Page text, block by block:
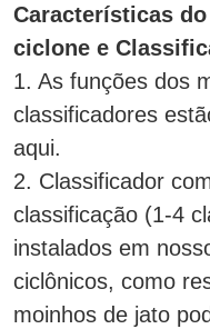
Características
ciclone e
1. As funções dos
classificadores
aqui.
2. Classificador
classificação (1-4
instalados em
ciclônicos, como
moinhos de jato